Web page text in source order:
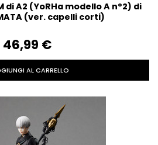
di A2 (YoRHa modello A n°2) di
(ver. capelli corti)
46,99‎ ‎€
AL CARRELLO